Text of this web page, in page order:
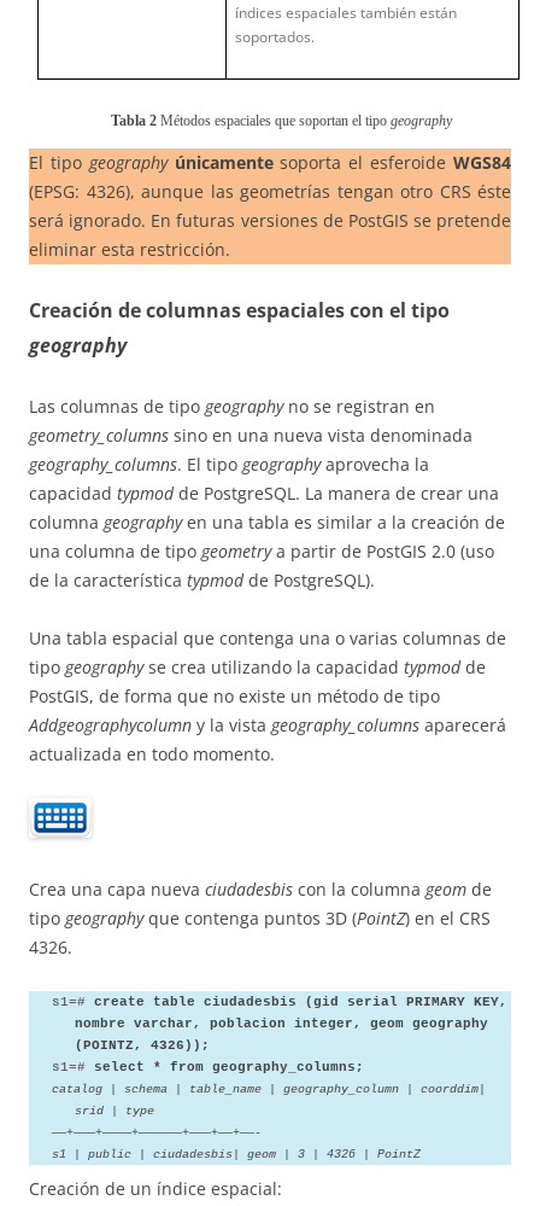
índices espaciales también están
soportados.
Tabla 2Métodos espaciales que soportan el tipo geography
El tipo geography únicamentesoporta el esferoideWGS84
(EPSG: 4326), aunque las geometrías tengan otro CRS éste
será ignorado. En futuras versiones de PostGIS se pretende
eliminar esta restricción.
Creación de columnas espaciales con el tipo
geography
Las columnas de tipo geographyno se registran en
geometry_columns sino en una nueva vista denominada
geography_columns. El tipo geographyaprovecha la
capacidad typmodde PostgreSQL. La manera de crear una
columna geographyen una tabla es similar a la creación de
una columna de tipo geometrya partir de PostGIS 2.0 (uso
de la característica typmodde PostgreSQL).
Una tabla espacial que contenga una o varias columnas de
tipo geographyse crea utilizando la capacidad typmodde
PostGIS, de forma que no existe un método de tipo
Addgeographycolumn y la vista geography_columns aparecerá
actualizada en todo momento.
Crea una capa nueva ciudadesbis con la columna geom de
tipo geographyque contenga puntos 3D (PointZ) en el CRS
4326.
s1=#create table ciudadesbis (gid serial PRIMARY KEY,
nombre varchar, poblacion integer, geom geography
(POINTZ, 4326));
s1=#select * from geography_columns;
catalog | schema | table_name | geography_column | coorddim|
srid | type
——+———+————+——————+———+——+——-
s1 | public | ciudadesbis| geom | 3 | 4326 | PointZ
Creación de un índice espacial: